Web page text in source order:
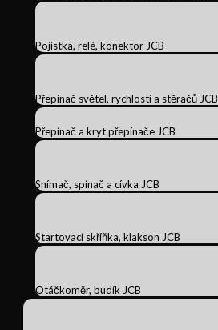
Pojistka, relé, konektor JCB
Přepínač světel, rychlosti a stěračů JCB
Přepínač a kryt přepínače JCB
Snímač, spínač a cívka JCB
Startovací skříňka, klakson JCB
Otáčkoměr, budík JCB